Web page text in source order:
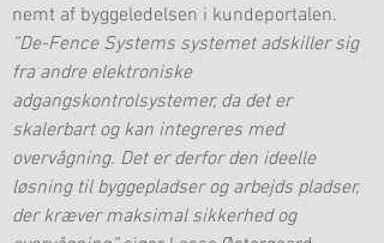
nemt af byggeledelsen i kundeportalen.
“De-Fence Systems systemet adskiller sig
fra andre elektroniske
adgangskontrolsystemer, da det er
skalerbart og kan integreres med
overvågning. Det er derfor den ideelle
løsning til byggepladser og arbejds pladser,
der kræver maksimal sikkerhed og